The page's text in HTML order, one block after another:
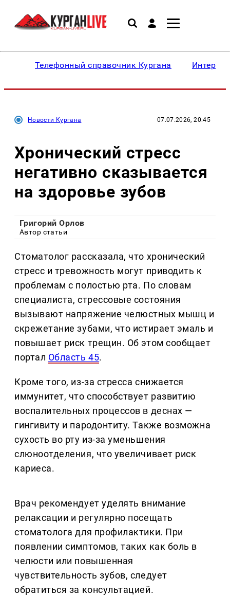
Телефонный справочник Кургана
Новости Кургана 07.07.2026, 20:45
Хронический стресс
негативно сказывается
на здоровье зубов
Григорий Орлов
Автор статьи
Стоматолог рассказала, что хронический
стресс и тревожность могут приводить к
проблемам с полостью рта. По словам
специалиста, стрессовые состояния
вызывают напряжение челюстных мышц и
скрежетание зубами, что истирает эмаль и
повышает риск трещин. Об этом сообщает
портал Область 45.
Кроме того, из-за стресса снижается
иммунитет, что способствует развитию
воспалительных процессов в деснах —
гингивиту и пародонтиту. Также возможна
сухость во рту из-за уменьшения
слюноотделения, что увеличивает риск
кариеса.
Врач рекомендует уделять внимание
релаксации и регулярно посещать
стоматолога для профилактики. При
появлении симптомов, таких как боль в
челюсти или повышенная
чувствительность зубов, следует
обратиться за консультацией.